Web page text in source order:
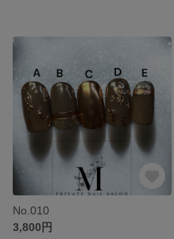
No.010
3,800円